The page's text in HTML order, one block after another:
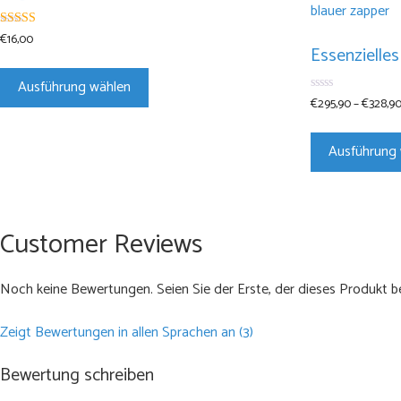
4.94
von 5
€16,00
Ausführung wählen
Dieses
weist
können
auf
der
Produktseite
gewählt
werden
0
v
n
€295,90–€328,90
Ausführung
Customer Reviews
Noch keine Bewertungen. Seien Sie der Erste, der dieses Produkt
Zeigt Bewertungen in allen Sprachen an (3)
Bewertung schreiben